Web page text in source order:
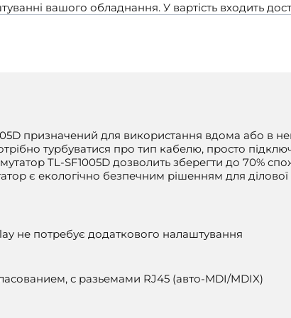
вашого обладнання. У вартiсть входить
призначений для використання вдома або в
турбуватися про тип кабелю, просто
TL-SF1005D дозволить зберегти до 70%
є екологічно безпечним рішенням для ділової
не потребує додаткового налаштування
с разьемами RJ45 (авто-MDI/MDIX)